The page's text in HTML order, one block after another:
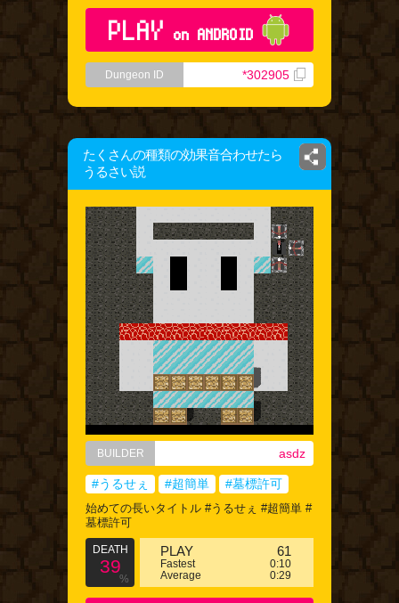
PLAY on ANDROID
Dungeon ID *302905
たくさんの種類の効果音合わせたら
うるさい説
BUILDER asdz
#うるせぇ #超簡単 #墓標許可
始めての長いタイトル #うるせぇ #超簡単 #
墓標許可
DEATH
39
%
PLAY 61
Fastest
0:10
Average
0:29